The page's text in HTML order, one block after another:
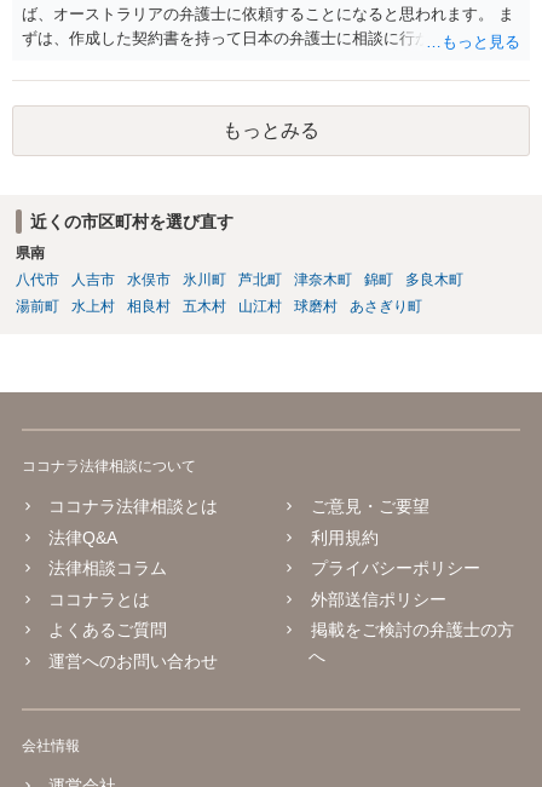
ば、オーストラリアの弁護士に依頼することになると思われます。 ま
ずは、作成した契約書を持って日本の弁護士に相談に行かれて、契約
もっとみる
近くの市区町村を選び直す
県南
八代市
人吉市 水俣市 氷川町 芦北町 津奈木町 錦町
多良木町
湯前町
水上村 相良村 五木村 山江村 球磨村 あさぎり町
ココナラ法律相談について
ココナラ法律相談とは
法律Q&A
法律相談コラム
ココナラとは
よくあるご質問
運営へのお問い合わせ
ご意見・ご要望
利用規約
プライバシーポリシー
外部送信ポリシー
掲載をご検討の弁護士の方
へ
会社情報